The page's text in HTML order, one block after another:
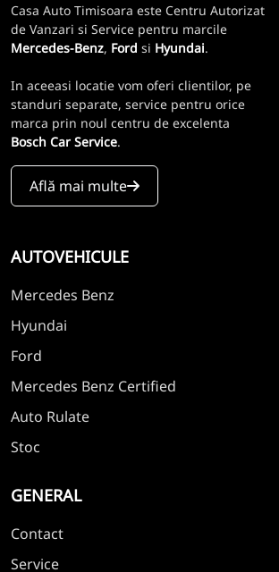
Casa Auto Timisoara este Centru Autorizat
de Vanzari si Service pentru marcile
Mercedes-Benz, Ford si Hyundai.
In aceeasi locatie vom oferi clientilor, pe
standuri separate, service pentru orice
marca prin noul centru de excelenta
Bosch Car Service.
Află mai multe
AUTOVEHICULE
Mercedes Benz
Hyundai
Ford
Mercedes Benz Certified
Auto Rulate
Stoc
GENERAL
Contact
Service